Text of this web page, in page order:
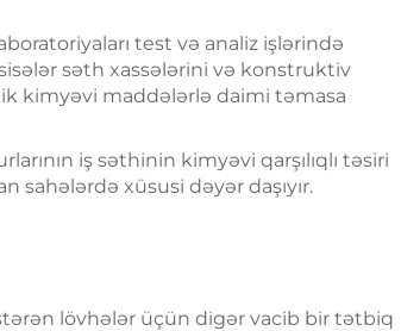
test və analiz işlərində
səth xassələrini və konstruktiv
kimyəvi maddələrlə daimi təmasa
iş səthinin kimyəvi qarşılıqlı təsiri
sahələrdə xüsusi dəyər daşıyır.
lövhələr üçün digər vacib bir tətbiq